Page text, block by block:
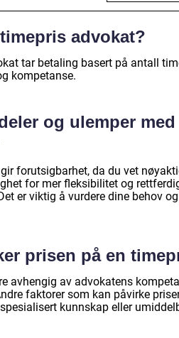
advokat?
tar betaling basert på antall
kompetanse.
og ulemper
forutsigbarhet, da du vet
for mer fleksibilitet og
er viktig å vurdere dine behov
prisen på en
avhengig av advokatens
faktorer som kan påvirke
kunnskap eller